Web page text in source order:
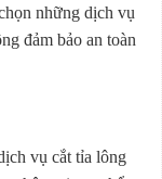
những dịch vụ
đảm bảo an toàn
vụ cắt tỉa lông